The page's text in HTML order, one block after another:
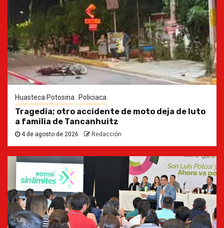
Huasteca Potosina Policiaca
Tragedia; otro accidente de moto deja de luto
a familia de Tancanhuitz
4 de agosto de 2026 Redacción